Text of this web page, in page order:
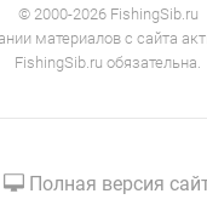
Полная версия
© 2000-2026 FishingSib.ru
материалов с сайта
FishingSib.ru обязательна.